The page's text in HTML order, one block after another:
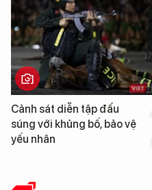
Cảnh sát diễn tập đấu
súng với khủng bố, bảo vệ
yếu nhân